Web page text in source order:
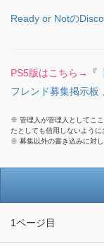
Ready or Notの
PS5版はこちら→ 『
フレンド募集掲示板
※ 管理人が管理人としてこ
たとしても信用しないように
※ 募集以外の書き込みに対し
1ページ目